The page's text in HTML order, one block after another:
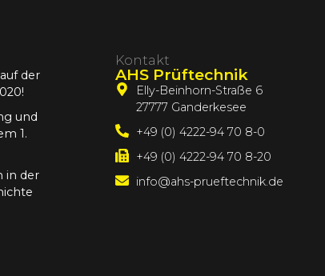
der
und
1.
in der
Kontakt
AHS Prüftechnik
Elly-Beinhorn-Straße 6
27777 Ganderkesee
+49 (0) 4222-94 70 8-0
+49 (0) 4222-94 70 8-20
info@ahs-prueftechnik.de